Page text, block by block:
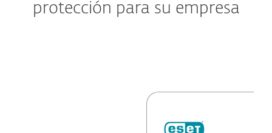
protección para su empresa